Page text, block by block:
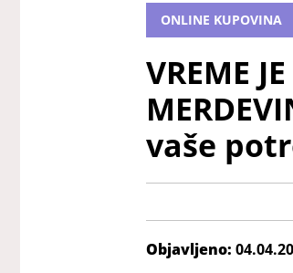
ONLINE KUPOVINA
VREME
vaše
Objavljeno: